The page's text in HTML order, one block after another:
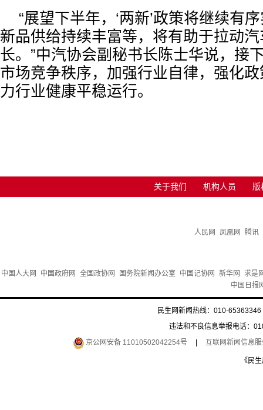
“展望下半年，‘两新’政策将继续有
新品供给持续丰富等，将有助于拉动
长。”中汽协会副秘书长陈士华说，接
市场竞争秩序，加强行业自律，强化
力行业健康平稳运行。
关于我们 机构人员 版
人民网 凤凰网 腾讯
中国人大网 中国政府网 全国政协网 国务院新闻办公室 中国记协网 新华网
求是
中国日报
民生网新闻热线：010-
违法和不良信息举报电话：
京公网安备 11010502042254号
互联网新闻信息
《民